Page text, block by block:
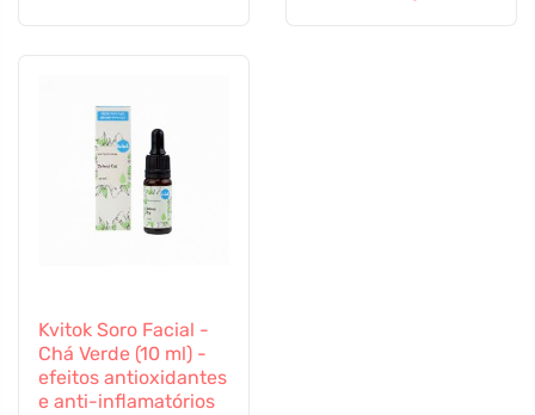
Kvitok Soro Facial -
Chá Verde (10 ml) -
efeitos antioxidantes
e anti-inflamatórios